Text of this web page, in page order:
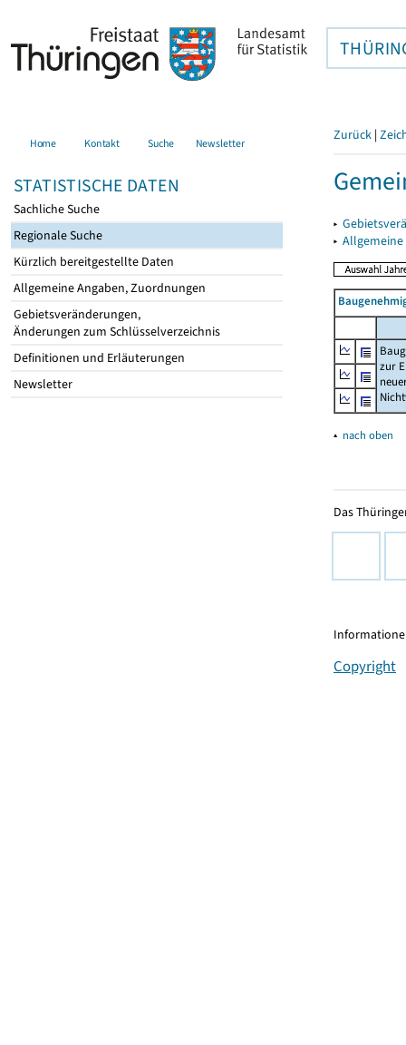
Home Kontakt Suche Newsletter
STATISTISCHE DATEN
Sachliche Suche
Regionale Suche
Kürzlich bereitgestellte Daten
Allgemeine Angaben, Zuordnungen
Gebietsveränderungen,
Änderungen zum Schlüsselverzeichnis
Definitionen und Erläuterungen
Newsletter
Zurück |
▸
▸
zur
▴ nach oben
Das
Copyright